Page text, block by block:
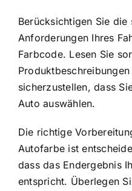
Berücksichtigen Sie die
Anforderungen Ihres
Farbcode. Lesen Sie
sicherzustellen, dass
Auto auswählen.
Die richtige
Autofarbe ist
dass das Endergebnis
entspricht. Überlegen